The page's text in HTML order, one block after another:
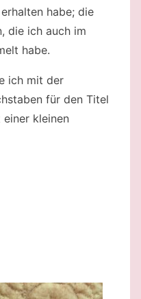
habe; die
die ich auch im
habe.
ich mit der
für den Titel
kleinen